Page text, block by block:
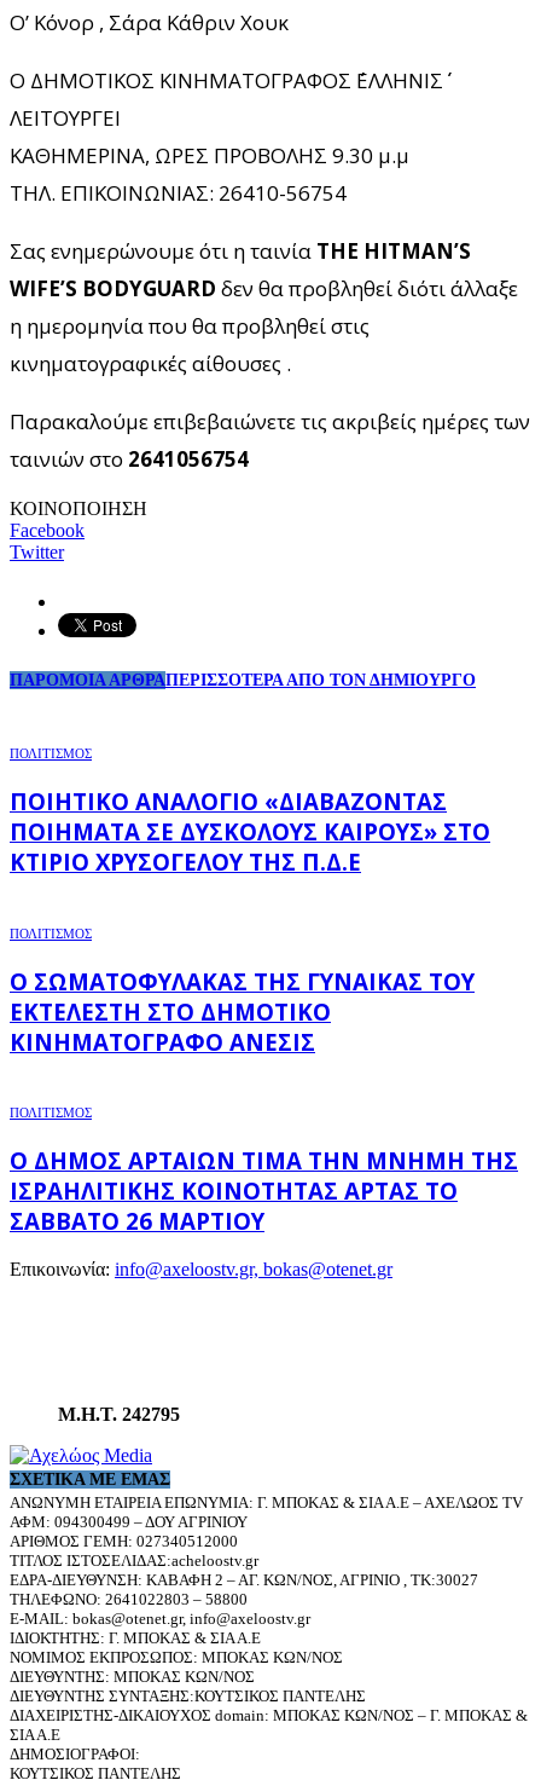
Ο’ Κόνορ , Σάρα Κάθριν Χουκ
Ο ΔΗΜΟΤΙΚΟΣ ΚΙΝΗΜΑΤΟΓΡΑΦΟΣ ΄΄ΕΛΛΗΝΙΣ΄΄
ΛΕΙΤΟΥΡΓΕΙ
ΚΑΘΗΜΕΡΙΝΑ, ΩΡΕΣ ΠΡΟΒΟΛΗΣ 9.30 μ.μ
ΤΗΛ. ΕΠΙΚΟΙΝΩΝΙΑΣ: 26410-56754
Σας ενημερώνουμε ότι η ταινία THE HITMAN’S
WIFE’S BODYGUARD δεν θα προβληθεί διότι άλλαξε
η ημερομηνία που θα προβληθεί στις
κινηματογραφικές αίθουσες .
Παρακαλούμε επιβεβαιώνετε τις ακριβείς ημέρες των
ταινιών στο 2641056754
ΚΟΙΝΟΠΟΙΗΣΗ
Facebook
Twitter
ΠΑΡΟΜΟΙΑ ΑΡΘΡΑΠΕΡΙΣΣΟΤΕΡΑ ΑΠΟ ΤΟΝ ΔΗΜΙΟΥΡΓΟ
ΠΟΛΙΤΙΣΜΟΣ
ΠΟΙΗΤΙΚΌ ΑΝΑΛΌΓΙΟ «ΔΙΑΒΆΖΟΝΤΑΣ
ΠΟΙΉΜΑΤΑ ΣΕ ΔΎΣΚΟΛΟΥΣ ΚΑΙΡΟΎΣ» ΣΤΟ
ΚΤΊΡΙΟ ΧΡΥΣΌΓΕΛΟΥ ΤΗΣ Π.Δ.Ε
ΠΟΛΙΤΙΣΜΟΣ
Ο ΣΩΜΑΤΟΦΎΛΑΚΑΣ ΤΗΣ ΓΥΝΑΊΚΑΣ ΤΟΥ
ΕΚΤΕΛΕΣΤΉ ΣΤΟ ΔΗΜΟΤΙΚΌ
ΚΙΝΗΜΑΤΟΓΡΆΦΟ ΑΝΕΣΙΣ
ΠΟΛΙΤΙΣΜΟΣ
Ο ΔΉΜΟΣ ΑΡΤΑΊΩΝ ΤΙΜΆ ΤΗΝ ΜΝΉΜΗ ΤΗΣ
ΙΣΡΑΗΛΙΤΙΚΉΣ ΚΟΙΝΌΤΗΤΑΣ ΆΡΤΑΣ ΤΟ
ΣΆΒΒΑΤΟ 26 ΜΑΡΤΊΟΥ
Επικοινωνία: info@axeloostv.gr, bokas@otenet.gr
Μ.Η.Τ. 242795
ΣΧΕΤΙΚΆ ΜΕ ΕΜΆΣ
ΑΝΩΝΥΜΗ ΕΤΑΙΡΕΙΑ ΕΠΩΝΥΜΙΑ: Γ. ΜΠΟΚΑΣ & ΣΙΑ Α.Ε – ΑΧΕΛΩΟΣ TV
ΑΦΜ: 094300499 – ΔΟΥ ΑΓΡΙΝΙΟΥ
ΑΡΙΘΜΟΣ ΓΕΜΗ: 027340512000
ΤΙΤΛΟΣ ΙΣΤΟΣΕΛΙΔΑΣ:acheloostv.gr
ΕΔΡΑ-ΔΙΕΥΘΥΝΣΗ: ΚΑΒΑΦΗ 2 – ΑΓ. ΚΩΝ/ΝΟΣ, ΑΓΡΙΝΙΟ , ΤΚ:30027
ΤΗΛΕΦΩΝΟ: 2641022803 – 58800
E-MAIL: bokas@otenet.gr, info@axeloostv.gr
ΙΔΙΟΚΤΗΤΗΣ: Γ. ΜΠΟΚΑΣ & ΣΙΑ Α.Ε
ΝΟΜΙΜΟΣ ΕΚΠΡΟΣΩΠΟΣ: ΜΠΟΚΑΣ ΚΩΝ/ΝΟΣ
ΔΙΕΥΘΥΝΤΗΣ: ΜΠΟΚΑΣ ΚΩΝ/ΝΟΣ
ΔΙΕΥΘΥΝΤΗΣ ΣΥΝΤΑΞΗΣ:ΚΟΥΤΣΙΚΟΣ ΠΑΝΤΕΛΗΣ
ΔΙΑΧΕΙΡΙΣΤΗΣ-ΔΙΚΑΙΟΥΧΟΣ domain: ΜΠΟΚΑΣ ΚΩΝ/ΝΟΣ – Γ. ΜΠΟΚΑΣ &
ΣΙΑ Α.Ε
ΔΗΜΟΣΙΟΓΡΑΦΟΙ:
ΚΟΥΤΣΙΚΟΣ ΠΑΝΤΕΛΗΣ